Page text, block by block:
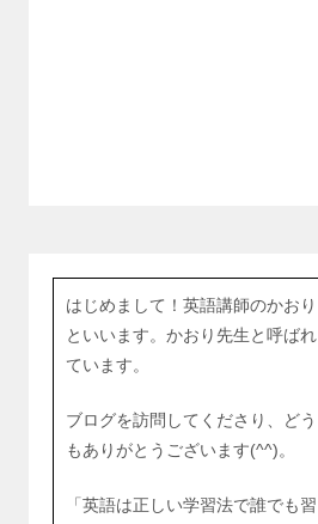
はじめまして！英語講師のかおり
といいます。かおり先生と呼ばれ
ています。
ブログを訪問してくださり、どう
もありがとうございます(^^)。
「英語は正しい学習法で誰でも習